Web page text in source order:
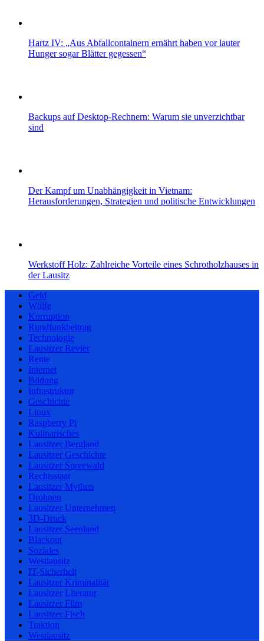
Hartz IV: „Aus Abfallcontainern ernährt haben vor lauter
Hunger sogar Blätter gegessen“
Backups auf Desktop-Rechnern: Warum sie unverzichtbar
sind
Der Kampf um Unabhängigkeit in Vietnam:
Herausforderungen, Strategien und politische Entwicklungen
Werkstoff Holz: Zahlreiche Vorteile eines Schrotholzhauses in
der Lausitz
Geld
Wölfe
Korruption
Rundfunkbeitrag
Technologie
Lausitzer Revier
Rente
Internet
Bildung
Infrastruktur
Geschichte
Linux
Raspberry Pi
Kulinarisches
Lausitzer Bergland
Lausitzer Geschichte
Lausitzer Spreewald
Rechtsstaat
Lausitzer Mythen
Drohnen
Lausitzer Unternehmen
3D-Druck
Lausitzer Seenland
Blackout
Soziales
Westlausitz
IT-Sicherheit
Lausitzer Kriminalität
Lausitzer Literatur
Lausitzer Film
Lausitzer Fisch
Traktion
Westlausitz